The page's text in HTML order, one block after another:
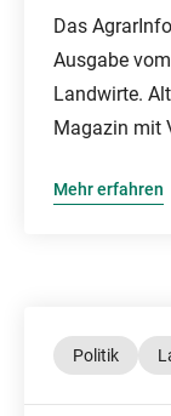
Das
Ausgabe
Landwirte.
Magazin mit
Mehr erfahren
Politik